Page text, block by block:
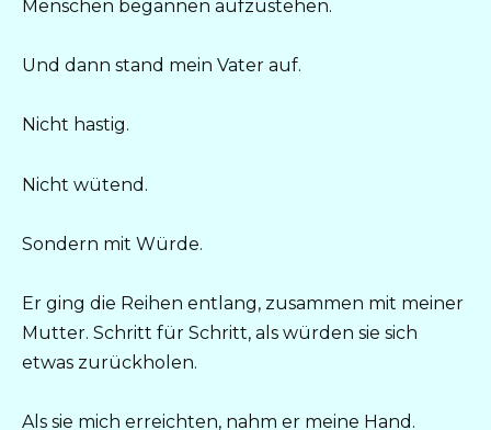
Menschen begannen aufzustehen.
Und dann stand mein Vater auf.
Nicht hastig.
Nicht wütend.
Sondern mit Würde.
Er ging die Reihen entlang, zusammen mit meiner
Mutter. Schritt für Schritt, als würden sie sich
etwas zurückholen.
Als sie mich erreichten, nahm er meine Hand.